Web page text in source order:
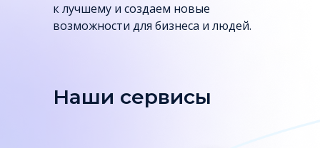
к лучшему и создаем новые
возможности для бизнеса и людей.
Наши сервисы